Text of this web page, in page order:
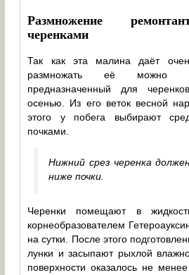
Размножение
черенками
Так как эта малина даёт
размножать её можно
предназначенный для
осенью. Из его веток весной
этого у побега выбирают
почками.
Нижний срез черенка
ниже почки.
Черенки помещают в
корнеобразователем
на сутки. После этого
лунки и засыпают рыхлой
поверхности оказалось не